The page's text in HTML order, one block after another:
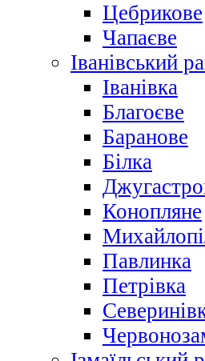
Цебрикове
Чапаєве
Іванівський
Іванівка
Благоєве
Баранове
Білка
Конопляне
Павлинка
Петрівка